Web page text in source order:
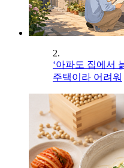
2.
‘아파도 집에서
주택이라 어려워